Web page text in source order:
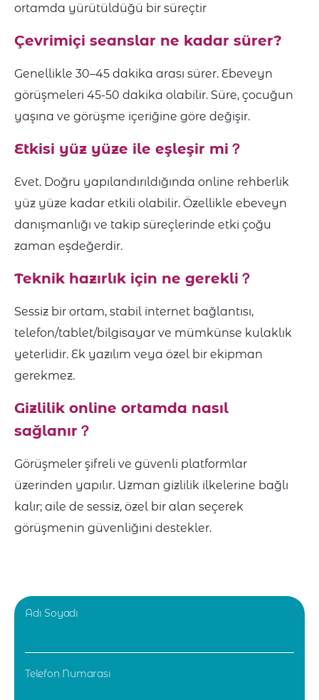
ortamda yürütüldüğü bir süreçtir
Çevrimiçi seanslar ne kadar sürer?
Genellikle 30–45 dakika arası sürer. Ebeveyn
görüşmeleri 45-50 dakika olabilir. Süre, çocuğun
yaşına ve görüşme içeriğine göre değişir.
Etkisi yüz yüze ile eşleşir mi ？
Evet. Doğru yapılandırıldığında online rehberlik
yüz yüze kadar etkili olabilir. Özellikle ebeveyn
danışmanlığı ve takip süreçlerinde etki çoğu
zaman eşdeğerdir.
Teknik hazırlık için ne gerekli ？
Sessiz bir ortam, stabil internet bağlantısı,
telefon/tablet/bilgisayar ve mümkünse kulaklık
yeterlidir. Ek yazılım veya özel bir ekipman
gerekmez.
Gizlilik online ortamda nasıl
sağlanır ？
Görüşmeler şifreli ve güvenli platformlar
üzerinden yapılır. Uzman gizlilik ilkelerine bağlı
kalır; aile de sessiz, özel bir alan seçerek
görüşmenin güvenliğini destekler.
Adı Soyadı
Telefon Numarası